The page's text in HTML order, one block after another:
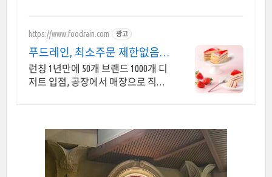
https://www.foodrain.com 광고
푸드레인, 최소주문 제한없음
브랜드 상관없이 교차주문OK
런칭 1년만에 50개 브랜드 1000개 디
저트 입점, 공장에서 매장으로 직배